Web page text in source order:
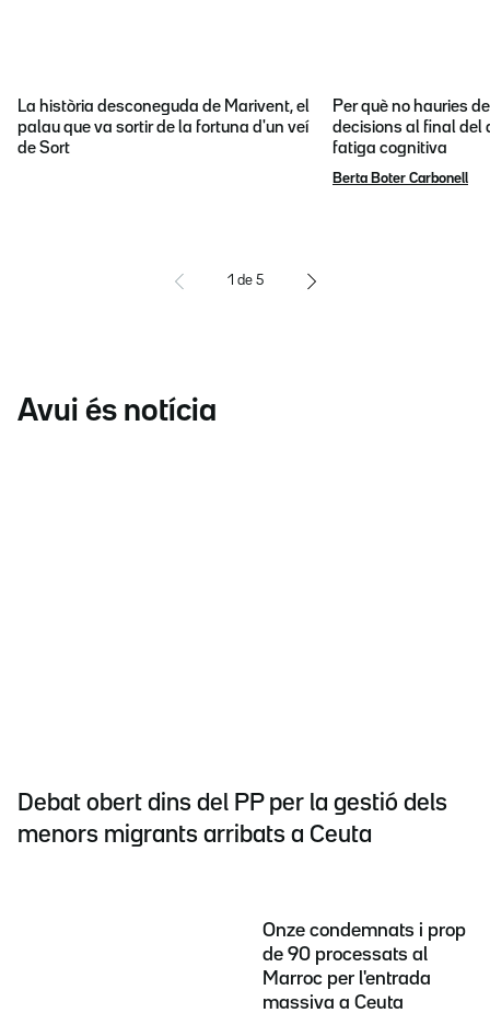
La història desconeguda de Marivent, el
palau que va sortir de la fortuna d'un veí
de Sort
Per què no hauries
decisions al final del
fatiga cognitiva
Berta Boter Carbonell
1 de 5
Avui és notícia
Debat obert dins del PP per la gestió dels
menors migrants arribats a Ceuta
Onze condemnats i prop
de 90 processats al
Marroc per l'entrada
massiva a Ceuta